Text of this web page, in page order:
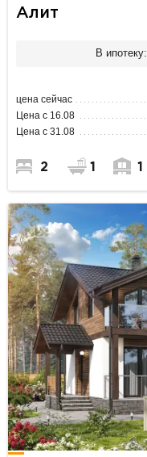
Алит
В ипотеку:
цена сейчас
Цена с 16.08
Цена с 31.08
2 1 1